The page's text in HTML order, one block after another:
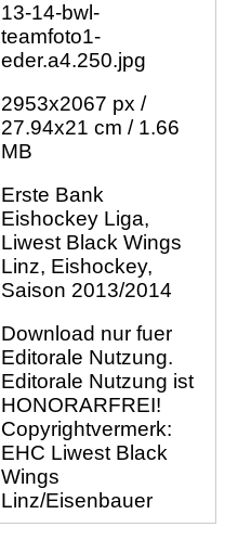
13-14-bwl-
teamfoto1-
eder.a4.250.jpg
2953x2067 px /
27.94x21 cm / 1.66
MB
Erste Bank
Eishockey Liga,
Liwest Black Wings
Linz, Eishockey,
Saison 2013/2014
Download nur fuer
Editorale Nutzung.
Editorale Nutzung ist
HONORARFREI!
Copyrightvermerk:
EHC Liwest Black
Wings
Linz/Eisenbauer